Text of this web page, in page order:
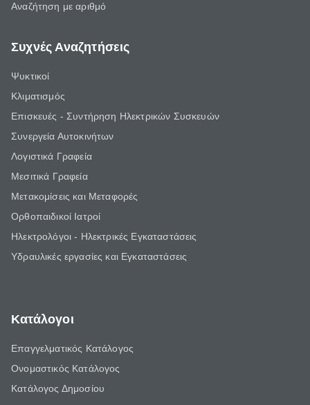
Αναζήτηση με αριθμό
Συχνές Αναζητήσεις
Ψυκτικοί
Κλιματισμός
Επισκευές - Συντήρηση Ηλεκτρικών Συσκευών
Συνεργεία Αυτοκινήτων
Λογιστικά Γραφεία
Μεσιτικά Γραφεία
Μετακομίσεις και Μεταφορές
Ορθοπαιδικοί Ιατροί
Ηλεκτρολόγοι - Ηλεκτρικές Εγκαταστάσεις
Υδραυλικές εργασίες και Εγκαταστάσεις
Κατάλογοι
Επαγγελματικός Κατάλογος
Ονομαστικός Κατάλογος
Κατάλογος Δημοσίου